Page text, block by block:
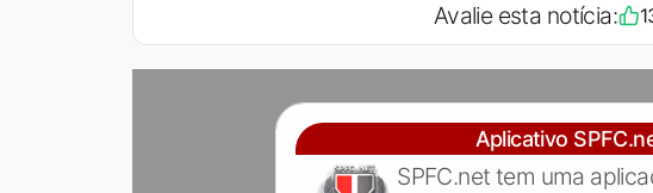
Avalie esta notícia:
Aplicativo
SPFC.net tem uma